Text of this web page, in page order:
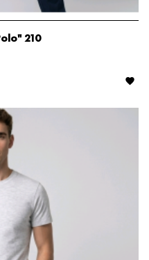
210
